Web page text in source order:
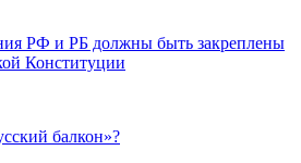
РФ и РБ должны быть закреплены
Конституции
балкон»?